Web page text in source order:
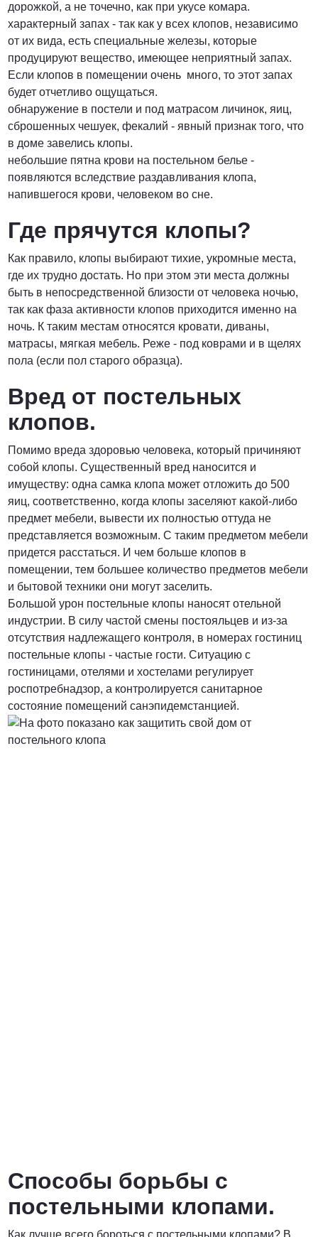
дорожкой, а не точечно, как при укусе комара.
характерный запах - так как у всех клопов, независимо
от их вида, есть специальные железы, которые
продуцируют вещество, имеющее неприятный запах.
Если клопов в помещении очень много, то этот запах
будет отчетливо ощущаться.
обнаружение в постели и под матрасом личинок, яиц,
сброшенных чешуек, фекалий - явный признак того, что
в доме завелись клопы.
небольшие пятна крови на постельном белье -
появляются вследствие раздавливания клопа,
напившегося крови, человеком во сне.
Где прячутся клопы?
Как правило, клопы выбирают тихие, укромные места,
где их трудно достать. Но при этом эти места должны
быть в непосредственной близости от человека ночью,
так как фаза активности клопов приходится именно на
ночь. К таким местам относятся кровати, диваны,
матрасы, мягкая мебель. Реже - под коврами и в щелях
пола (если пол старого образца).
Вред от постельных
клопов.
Помимо вреда здоровью человека, который причиняют
собой клопы. Существенный вред наносится и
имуществу: одна самка клопа может отложить до 500
яиц, соответственно, когда клопы заселяют какой-либо
предмет мебели, вывести их полностью оттуда не
представляется возможным. С таким предметом мебели
придется расстаться. И чем больше клопов в
помещении, тем большее количество предметов мебели
и бытовой техники они могут заселить.
Большой урон постельные клопы наносят отельной
индустрии. В силу частой смены постояльцев и из-за
отсутствия надлежащего контроля, в номерах гостиниц
постельные клопы - частые гости. Ситуацию с
гостиницами, отелями и хостелами регулирует
роспотребнадзор, а контролируется санитарное
состояние помещений санэпидемстанцией.
Способы борьбы с
постельными клопами.
Как лучше всего бороться с постельными клопами? В